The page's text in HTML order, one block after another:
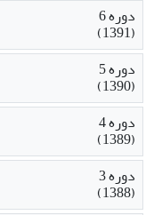
دوره 6
(1391)
دوره 5
(1390)
دوره 4
(1389)
دوره 3
(1388)